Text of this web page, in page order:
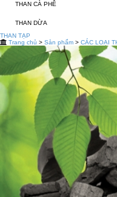
THAN CÀ PHÊ
THAN DỪA
THAN TẠP
Trang chủ > Sản phẩm > CÁC LOẠI